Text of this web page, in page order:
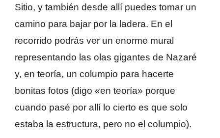
Sitio, y también desde allí puedes tomar un
camino para bajar por la ladera. En el
recorrido podrás ver un enorme mural
representando las olas gigantes de Nazaré
y, en teoría, un columpio para hacerte
bonitas fotos (digo «en teoría» porque
cuando pasé por allí lo cierto es que solo
estaba la estructura, pero no el columpio).